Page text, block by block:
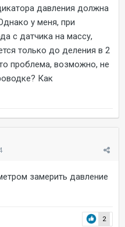
давления должна
у меня, при
с датчика на массу,
только до деления в 2
проблема, возможно, не
Как
замерить давление
2